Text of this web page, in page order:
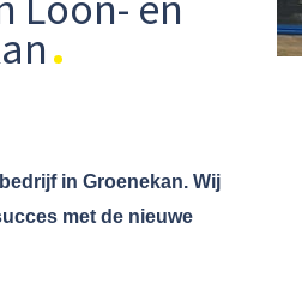
in Groenekan. Wij
met de nieuwe